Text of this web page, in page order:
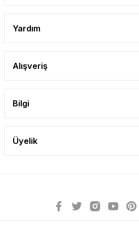
Yardım
Alışveriş
Bilgi
Üyelik